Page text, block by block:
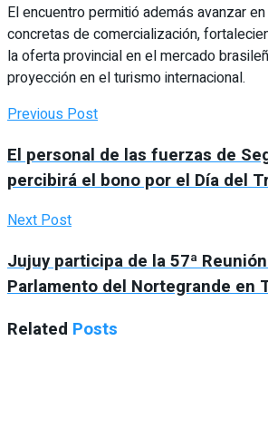
El encuentro permitió además avanzar
concretas de comercialización,
la oferta provincial en el mercado
proyección en el turismo internacional.
Previous Post
El personal de las fuerzas de
percibirá el bono por el Día del
Next Post
Jujuy participa de la 57ª
Parlamento del Nortegrande en
Related Posts